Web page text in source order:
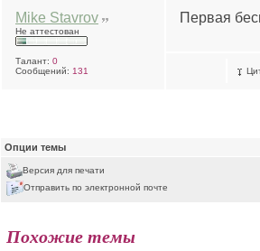
Mike Stavrov
Не аттестован
Талант: 0
Сообщений: 131
Первая
Опции темы
Версия для печати
Отправить по электронной почте
Похожие темы